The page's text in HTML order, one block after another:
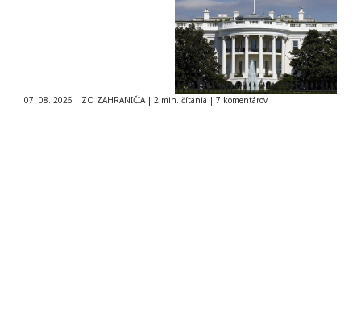
07. 08. 2026 | ZO ZAHRANIČIA | 2 min. čítania | 7 komentárov